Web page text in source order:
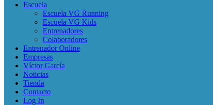
Escuela
Escuela VG Running
Escuela VG Kids
Entrenadores
Colaboradores
Entrenador Online
Empresas
Víctor García
Noticias
Tienda
Contacto
Log In